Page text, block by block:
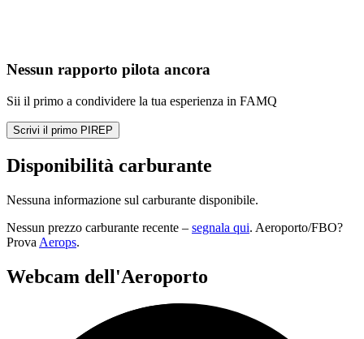
Nessun rapporto pilota ancora
Sii il primo a condividere la tua esperienza in FAMQ
Scrivi il primo PIREP
Disponibilità carburante
Nessuna informazione sul carburante disponibile.
Nessun prezzo carburante recente – segnala qui. Aeroporto/FBO?
Prova Aerops.
Webcam dell'Aeroporto